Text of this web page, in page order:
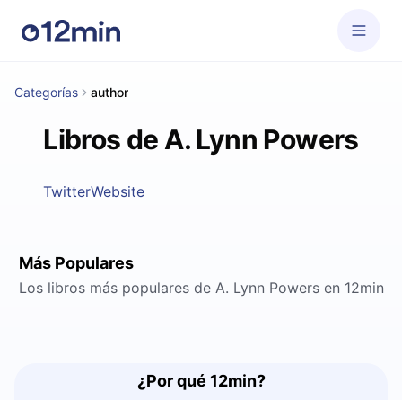
Categorías author
Libros de A. Lynn Powers
TwitterWebsite
Más Populares
Los libros más populares de A. Lynn Powers en 12min
¿Por qué 12min?